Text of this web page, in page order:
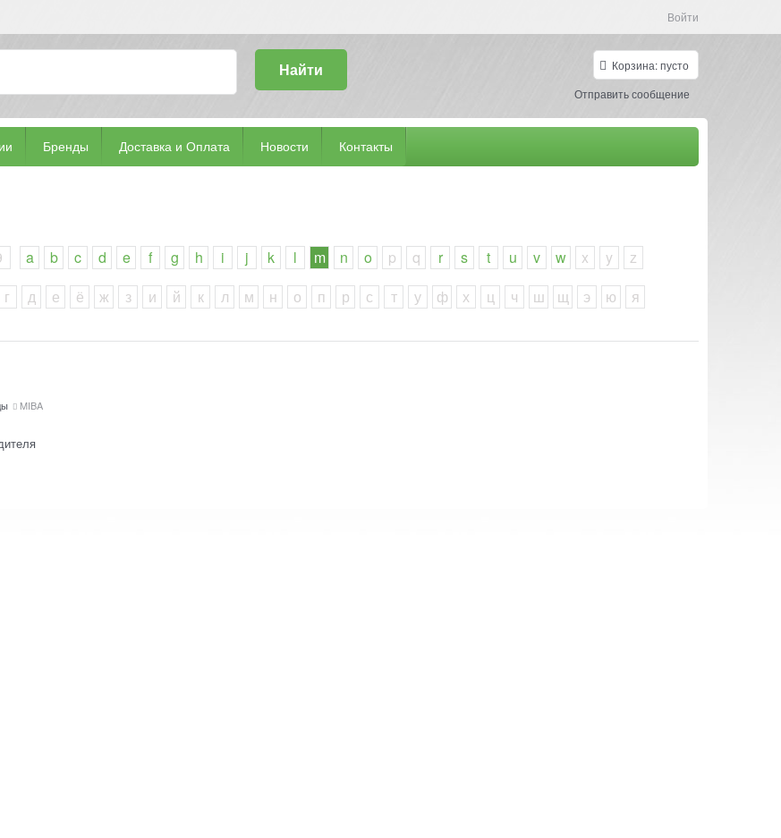
Войти
Найти Корзина:пусто
Отправить сообщение
Бренды Доставка и Оплата Новости Контакты
a b c d e f g h i j k l m n o p q r s t u v w x y
z
г д е ё ж з и й к л м н о п р с т у ф х ц ч ш щ э ю я
MIBA